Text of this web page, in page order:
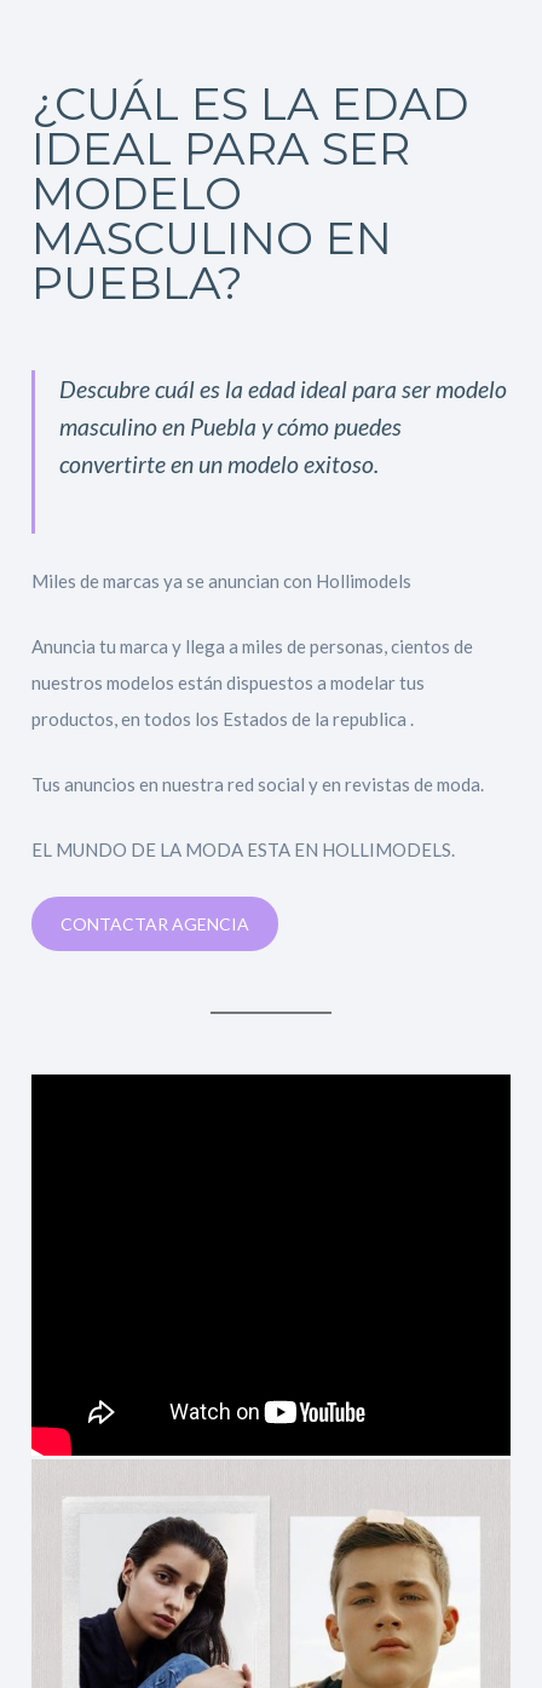
¿CUÁL ES LA EDAD
IDEAL PARA SER
MODELO
MASCULINO EN
PUEBLA?
Descubre cuál es la edad ideal para ser modelo
masculino en Puebla y cómo puedes
convertirte en un modelo exitoso.
Miles de marcas ya se anuncian con Hollimodels
Anuncia tu marca y llega a miles de personas, cientos de
nuestros modelos están dispuestos a modelar tus
productos, en todos los Estados de la republica .
Tus anuncios en nuestra red social y en revistas de moda.
EL MUNDO DE LA MODA ESTA EN HOLLIMODELS.
CONTACTAR AGENCIA